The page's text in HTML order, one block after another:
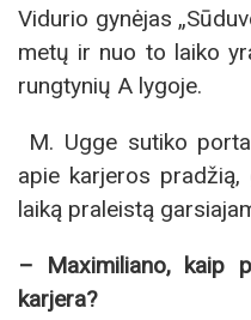
Vidurio gynėjas
metų ir nuo to laiko
rungtynių A lygoje.
M. Ugge sutiko
apie karjeros pradžią,
laiką praleistą
– Maximiliano, kaip
karjera?